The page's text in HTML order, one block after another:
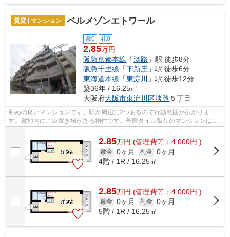
賃貸 | マンション ベルメゾンエトワール
敷0 礼0
2.85万円
阪急京都本線 「淡路 」駅 徒歩8分
阪急千里線 「下新庄 」駅 徒歩6分
東海道本線 「東淀川
」駅 徒歩12分
築36年 / 16.25㎡
大阪府大阪市東淀川区淡路 ５丁目
眺めの良いマンションです。駅が周辺に2つあるので行動範囲が広がりま
す。敷地内にごみ置き場がある物件です。外観タイル張りのマンションは、
2.85万円 (管理費等：4,000円 )
敷金 0ヶ月 礼金 0ヶ月
4階 / 1R / 16.25㎡
2.85万円 (管理費等：4,000円 )
敷金 0ヶ月 礼金 0ヶ月
5階 / 1R / 16.25㎡